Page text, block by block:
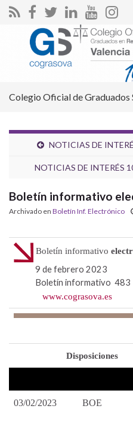
Search for:
Colegio Oficial de Graduados
NOTICIAS DE
NOTICIAS DE INTERÉS
Boletín informativo
Archivado en Boletín Inf. Electrónico
Boletín informativo
9 de febrero 2023
Boletín informativo 483
www.cograsova.es
Disposiciones
03/02/2023 BOE